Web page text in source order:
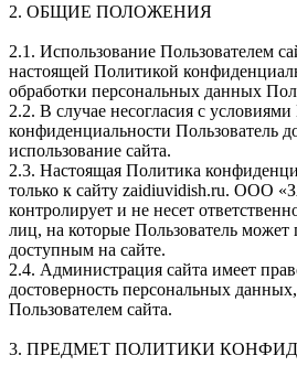
2. ОБЩИЕ ПОЛОЖЕНИЯ
2.1. Использование Пользователем
настоящей Политикой
обработки персональных данных
2.2. В случае несогласия с
конфиденциальности Пользователь
использование сайта.
2.3. Настоящая Политика
только к сайту zaidiuvidish.ru.
контролирует и не несет
лиц, на которые Пользователь может
доступным на сайте.
2.4. Администрация сайта имеет
достоверность персональных
Пользователем сайта.
3. ПРЕДМЕТ ПОЛИТИКИ